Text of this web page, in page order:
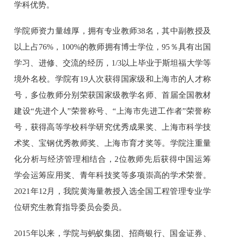
学科优势。
学院师资力量雄厚，拥有专业教师38名，其中副教授及
以上占76%，100%的教师拥有博士学位，95％具有出国
学习、进修、交流的经历，1/3以上毕业于斯坦福大学等
境外名校。学院有19人次获得国家级和上海市的人才称
号，多位教师分别荣获国家级教学名师、首届全国教材
建设“先进个人”荣誉称号、“上海市先进工作者”荣誉称
号，获得高等学校科学研究优秀成果奖、上海市科学技
术奖、宝钢优秀教师奖、上海市育才奖等。学院注重量
化分析与经济管理相结合，2位教师先后获得中国运筹
学会运筹应用奖、青年科技奖等多项崇高的学术荣誉。
2021年12月，我院黄海量教授入选全国工程管理专业学
位研究生教育指导委员会委员。
2015年以来，学院与蚂蚁集团、招商银行、国金证券、